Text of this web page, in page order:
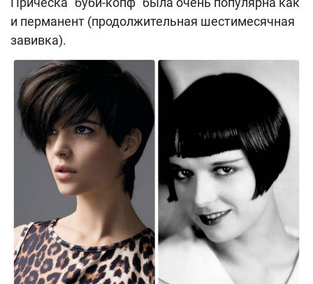
и перманент (продолжительная шестимесячная
завивка).